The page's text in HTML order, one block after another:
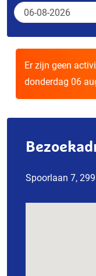
Er zijn geen
donderdag 06
Spoorlaan 7,